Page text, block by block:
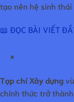
tạo nên hệ sinh thái
📖 ĐỌC BÀI VIẾT
×
Tạp chí Xây dựng
chính thức trở thành